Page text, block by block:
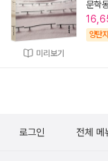
미리보기
문학
양탄
로그인 전체 메